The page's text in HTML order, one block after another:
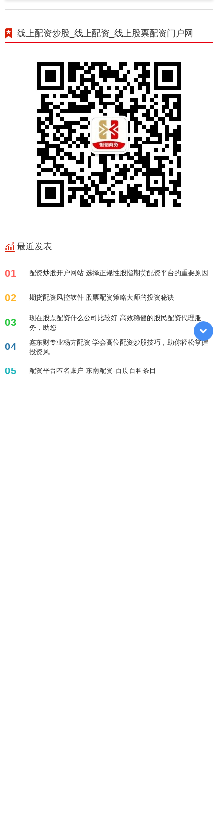
线上配资炒股_线上配资_线上股票配资门户网
最近发表
01 配资炒股开户网站 选择正规性股指期货配资平台的重要原因
02 期货配资风控软件 股票配资策略大师的投资秘诀
03
现在股票配资什么公司比较好 高效稳健的股民配资代理服
务，助您
04
鑫东财专业杨方配资 学会高位配资炒股技巧，助你轻松掌握
投资风
05 配资平台匿名账户 东南配资-百度百科条目